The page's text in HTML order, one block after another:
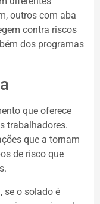
outros com aba
contra riscos
dos programas
que oferece
trabalhadores.
que a tornam
de risco que
se o solado é